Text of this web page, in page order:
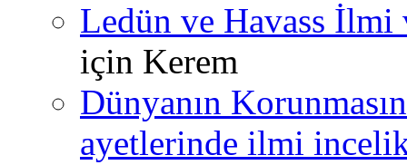
Ledün ve Havass İlmi
için Kerem
Dünyanın
ayetlerinde ilmi